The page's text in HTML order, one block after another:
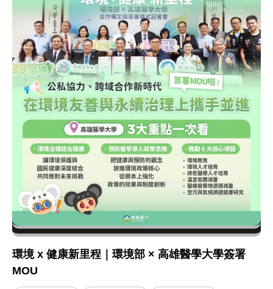
環境 x 健康新里程｜環境部 × 高雄醫學大學簽署
MOU